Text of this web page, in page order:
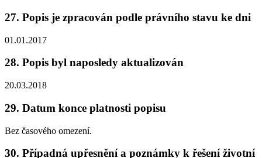
27. Popis je zpracován podle právního stavu ke dni
01.01.2017
28. Popis byl naposledy aktualizován
20.03.2018
29. Datum konce platnosti popisu
Bez časového omezení.
30. Případná upřesnění a poznámky k řešení životní